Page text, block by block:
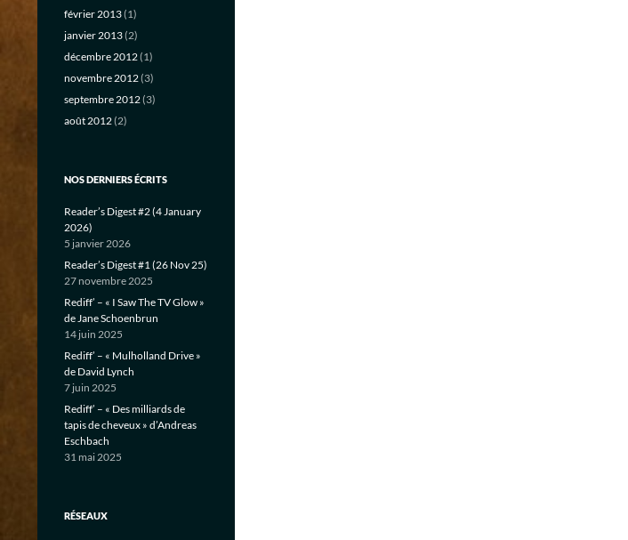
février 2013(1)
janvier 2013(2)
décembre 2012(1)
novembre 2012(3)
septembre 2012(3)
août 2012(2)
NOS DERNIERS ÉCRITS
Reader’s Digest #2 (4 January
2026)
5 janvier 2026
Reader’s Digest #1 (26 Nov 25)
27 novembre 2025
Rediff’ – « I Saw The TV Glow »
de Jane Schoenbrun
14 juin 2025
Rediff’ – « Mulholland Drive »
de David Lynch
7 juin 2025
Rediff’ – « Des milliards de
tapis de cheveux » d’Andreas
Eschbach
31 mai 2025
RÉSEAUX